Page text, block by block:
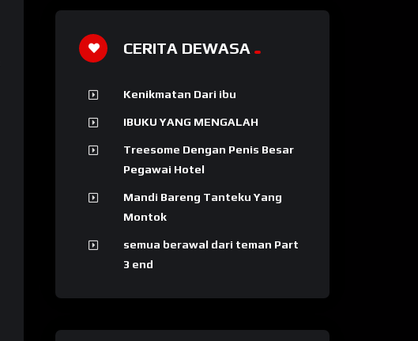
CERITA DEWASA
Kenikmatan Dari ibu
IBUKU YANG MENGALAH
Treesome Dengan Penis Besar
Pegawai Hotel
Mandi Bareng Tanteku Yang
Montok
semua berawal dari teman Part
3 end